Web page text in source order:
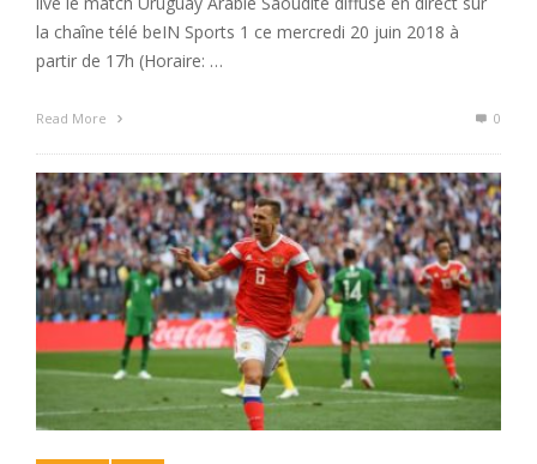
la chaîne télé beIN Sports 1 ce mercredi 20 juin 2018 à
partir de 17h (Horaire: …
Read More 0